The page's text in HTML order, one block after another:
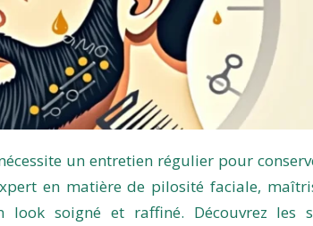
un entretien régulier pour
en matière de pilosité faciale,
soigné et raffiné. Découvrez les